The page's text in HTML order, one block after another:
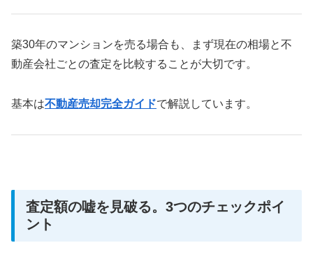
築30年のマンションを売る場合も、まず現在の相場と不
動産会社ごとの査定を比較することが大切です。
基本は不動産売却完全ガイドで解説しています。
査定額の嘘を見破る。3つのチェックポイ
ント